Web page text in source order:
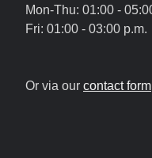
Mon-Thu: 01:00 -
Fri: 01:00 - 03:00 p.m.
Or via our contact form